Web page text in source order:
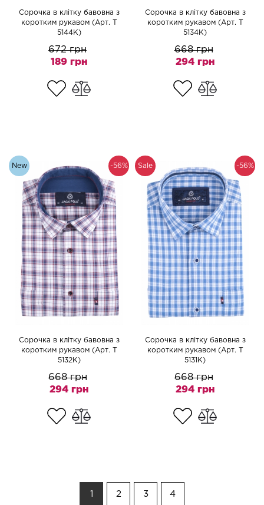
Сорочка в клітку бавовна з
коротким рукавом (Арт. T
5144K)
672 грн
189 грн
Сорочка в клітку бавовна з
коротким рукавом (Арт. T
5134K)
668 грн
294 грн
-56%
New
Сорочка в клітку бавовна з
коротким рукавом (Арт. T
5132K)
668 грн
294 грн
-56%
Sale
Сорочка в клітку бавовна з
коротким рукавом (Арт. T
5131K)
668 грн
294 грн
2 3 4